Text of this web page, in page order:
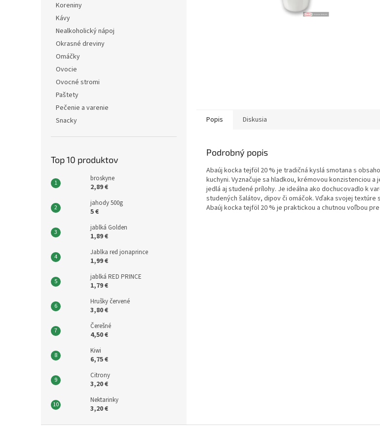
Koreniny
Kávy
Nealkoholický nápoj
Okrasné dreviny
Omáčky
Ovocie
Ovocné stromi
Paštety
Pečenie a varenie
Snacky
Top 10 produktov
broskyne
2,89 €
jahody 500g
5 €
jablká Golden
1,89 €
Jablka red jonaprince
1,99 €
jablká RED PRINCE
1,79 €
Hrušky červené
3,80 €
Čerešné
4,50 €
Kiwi
6,75 €
Citrony
3,20 €
Nektarinky
3,20 €
Popis Diskusia
Podrobný popis
Abaúj kocka tejföl 20 % je tradičná kyslá smotana s
kuchyni. Vyznačuje sa hladkou, krémovou konzistenciou
jedlá aj studené prílohy. Je ideálna ako dochucovadlo k
studených šalátov, dipov či omáčok. Vďaka svojej textúre
Abaúj kocka tejföl 20 % je praktickou a chutnou voľbou